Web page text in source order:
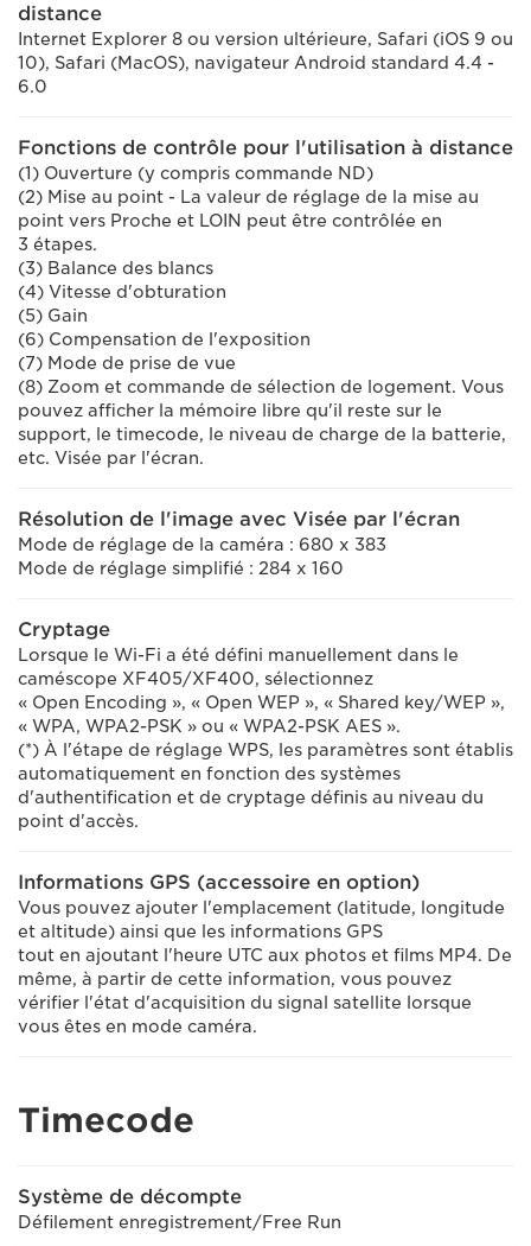
distance
Internet Explorer 8 ou version ultérieure, Safari (iOS 9 ou
10), Safari (MacOS), navigateur Android standard 4.4 -
6.0
Fonctions de contrôle pour l'utilisation à distance
(1) Ouverture (y compris commande ND)
(2) Mise au point - La valeur de réglage de la mise au
point vers Proche et LOIN peut être contrôlée en
3 étapes.
(3) Balance des blancs
(4) Vitesse d'obturation
(5) Gain
(6) Compensation de l'exposition
(7) Mode de prise de vue
(8) Zoom et commande de sélection de logement. Vous
pouvez afficher la mémoire libre qu'il reste sur le
support, le timecode, le niveau de charge de la batterie,
etc. Visée par l'écran.
Résolution de l'image avec Visée par l'écran
Mode de réglage de la caméra : 680 x 383
Mode de réglage simplifié : 284 x 160
Cryptage
Lorsque le Wi-Fi a été défini manuellement dans le
caméscope XF405/XF400, sélectionnez
« Open Encoding », « Open WEP », « Shared key/WEP »,
« WPA, WPA2-PSK » ou « WPA2-PSK AES ».
(*) À l'étape de réglage WPS, les paramètres sont établis
automatiquement en fonction des systèmes
d'authentification et de cryptage définis au niveau du
point d'accès.
Informations GPS (accessoire en option)
Vous pouvez ajouter l'emplacement (latitude, longitude
et altitude) ainsi que les informations GPS
tout en ajoutant l'heure UTC aux photos et films MP4. De
même, à partir de cette information, vous pouvez
vérifier l'état d'acquisition du signal satellite lorsque
vous êtes en mode caméra.
Timecode
Système de décompte
Défilement enregistrement/Free Run